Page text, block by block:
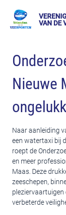
VAN DE
Nieuwe
Naar aanleiding
een watertaxi bij
roept de
en meer
Maas. Deze
zeeschepen,
pleziervaartuigen
verbeterde